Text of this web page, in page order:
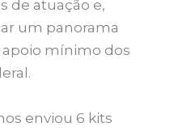
de atuação e,
um panorama
mínimo dos
enviou 6 kits